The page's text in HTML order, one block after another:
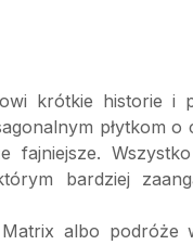
krótkie historie i
płytkom o
fajniejsze.
bardziej
albo podróże